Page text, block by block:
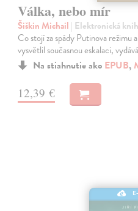
Válka, nebo mír
Šiškin Michail | Elektronická
Co stojí za spády Putinova režimu
vysvětlil současnou eskalaci,
Na stiahnutie ako EPUB,
12,39 €